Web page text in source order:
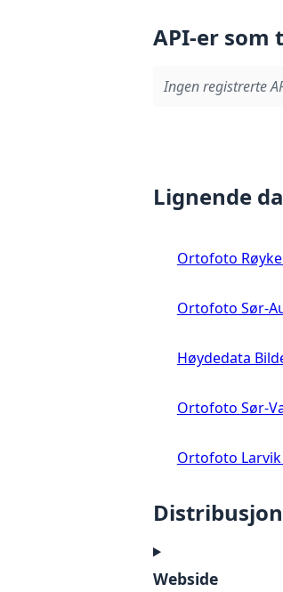
API-er
Ingen registrerte
Lignende
Ortofoto
Ortofoto Sør-
Høydedata
Ortofoto Sør-
Ortofoto Larvik
Webside